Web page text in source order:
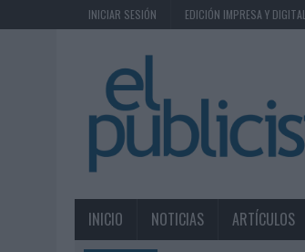
INICIAR SESIÓN EDICIÓN IMPRESA Y DIGITAL
INICIO NOTICIAS ARTÍCULOS